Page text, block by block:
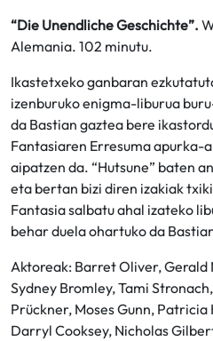
“Die Unendliche Geschichte”.
Alemania. 102 minutu.
Ikastetxeko ganbaran
izenburuko enigma-liburua
da Bastian gaztea bere
Fantasiaren Erresuma apurka-
aipatzen da. “Hutsune” baten
eta bertan bizi diren izakiak
Fantasia salbatu ahal izateko
behar duela ohartuko da
Aktoreak: Barret Oliver, Gerald
Sydney Bromley, Tami
Prückner, Moses Gunn,
Darryl Cooksey, Nicholas